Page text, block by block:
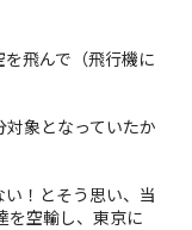
飛んで（飛行機に
象となっていたか
！とそう思い、当
を空輸し、東京に